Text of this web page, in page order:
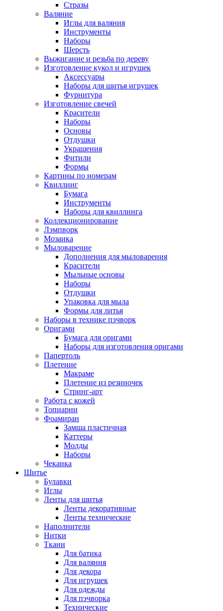
Стразы
Валяние
Иглы для валяния
Инструменты
Наборы
Шерсть
Выжигание и резьба по дереву
Изготовление кукол и игрушек
Аксессуары
Наборы для шитья игрушек
Фурнитура
Изготовление свечей
Красители
Наборы
Основы
Отдушки
Украшения
Фитили
Формы
Картины по номерам
Квиллинг
Бумага
Инструменты
Наборы для квиллинга
Коллекционирование
Лэмпворк
Мозаика
Мыловарение
Дополнения для мыловарения
Красители
Мыльные основы
Наборы
Отдушки
Упаковка для мыла
Формы для литья
Наборы в технике пэчворк
Оригами
Бумага для оригами
Наборы для изготовления оригами
Папертоль
Плетение
Макраме
Плетение из резиночек
Стринг-арт
Работа с кожей
Топиарии
Фоамиран
Замша пластичная
Каттеры
Молды
Наборы
Чеканка
Шитье
Булавки
Иглы
Ленты для шитья
Ленты декоративные
Ленты технические
Наполнители
Нитки
Ткани
Для батика
Для валяния
Для декора
Для игрушек
Для одежды
Для пэчворка
Технические